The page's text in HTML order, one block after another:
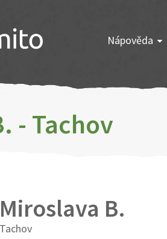
Nápověda
- Tachov
Miroslava B.
Tachov